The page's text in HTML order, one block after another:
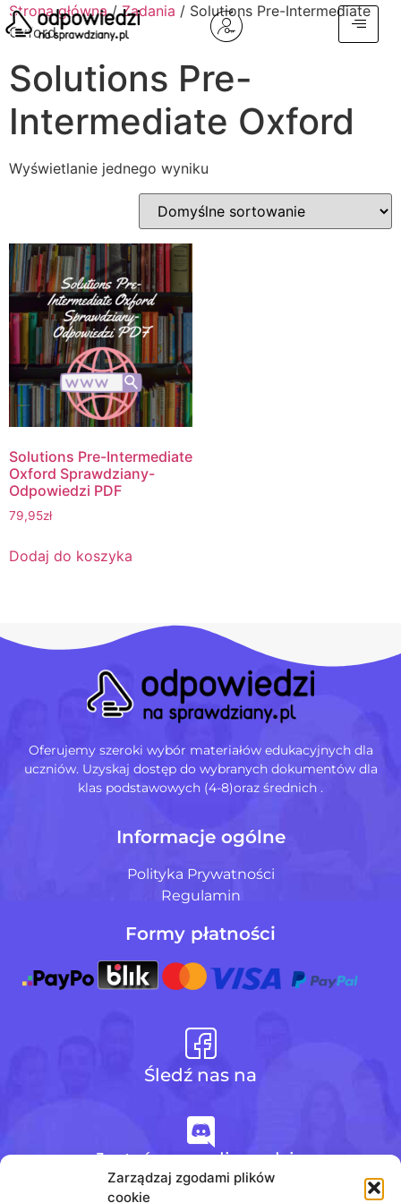
Zarządzaj zgodami plików
cookie
Strona główna/Zadania / Solutions Pre-Intermediate
Oxford
Solutions Pre-
Intermediate Oxford
Wyświetlanie jednego wyniku
Solutions Pre-Intermediate
Oxford Sprawdziany-
Odpowiedzi PDF
79,95zł
Dodaj do koszyka
Oferujemy szeroki wybór materiałów edukacyjnych dla
uczniów. Uzyskaj dostęp do wybranych dokumentów dla
klas podstawowych (4-8)oraz średnich .
Informacje ogólne
Polityka Prywatności
Regulamin
Formy płatności
Śledź nas na
Jesteśmy na discordzie